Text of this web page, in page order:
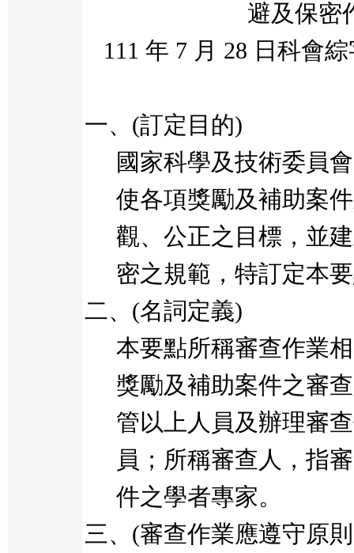
避及保密
111 年 7 月 28 日科會
一、 (訂定目的)
國家科學及技術委員
使各項獎勵及補助案
觀、公正之目標，並
密之規範，特訂定本
二、 (名詞定義)
本要點所稱審查作業
獎勵及補助案件之審
管以上人員及辦理審
員；所稱審查人，指
件之學者專家。
三、 (審查作業應遵守原則